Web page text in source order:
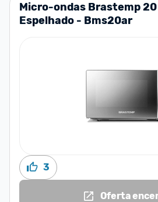
Micro-ondas Brastemp
Espelhado - Bms20ar
3
Oferta